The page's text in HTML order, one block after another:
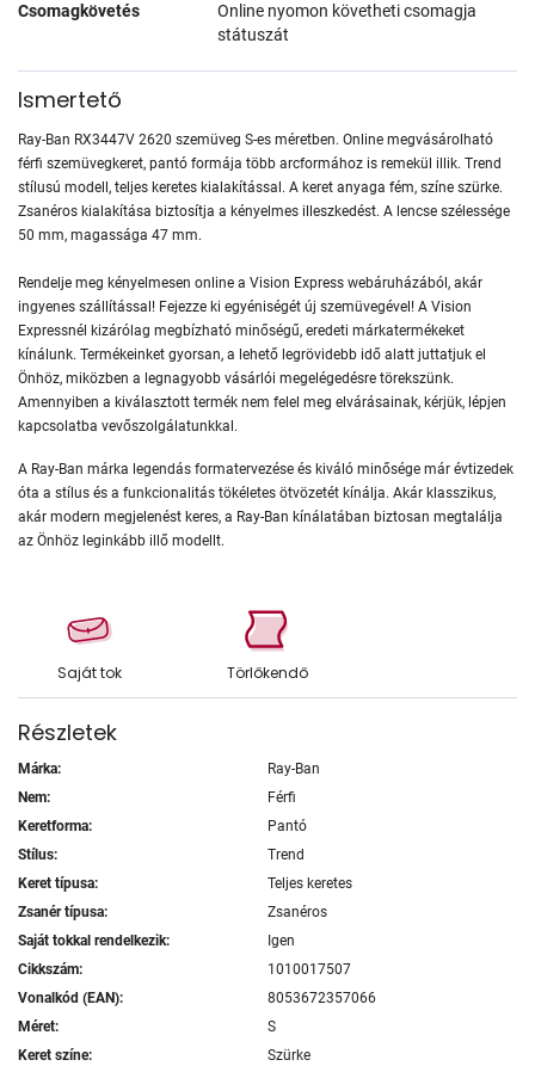
Csomagkövetés
Online nyomon követheti csomagja
státuszát
Ismertető
Ray-Ban RX3447V 2620 szemüveg S-es méretben. Online megvásárolható
férfi szemüvegkeret, pantó formája több arcformához is remekül illik. Trend
stílusú modell, teljes keretes kialakítással. A keret anyaga fém, színe szürke.
Zsanéros kialakítása biztosítja a kényelmes illeszkedést. A lencse szélessége
50 mm, magassága 47 mm.
Rendelje meg kényelmesen online a Vision Express webáruházából, akár
ingyenes szállítással! Fejezze ki egyéniségét új szemüvegével! A Vision
Expressnél kizárólag megbízható minőségű, eredeti márkatermékeket
kínálunk. Termékeinket gyorsan, a lehető legrövidebb idő alatt juttatjuk el
Önhöz, miközben a legnagyobb vásárlói megelégedésre törekszünk.
Amennyiben a kiválasztott termék nem felel meg elvárásainak, kérjük, lépjen
kapcsolatba vevőszolgálatunkkal.
A Ray-Ban márka legendás formatervezése és kiváló minősége már évtizedek
óta a stílus és a funkcionalitás tökéletes ötvözetét kínálja. Akár klasszikus,
akár modern megjelenést keres, a Ray-Ban kínálatában biztosan megtalálja
az Önhöz leginkább illő modellt.
Saját tok Törlőkendő
Részletek
Márka:
Ray-Ban
Nem:
Férfi
Keretforma:
Pantó
Stílus:
Trend
Keret típusa:
Teljes keretes
Zsanér típusa:
Zsanéros
Saját tokkal rendelkezik:
Igen
Cikkszám:
1010017507
Vonalkód (EAN):
8053672357066
Méret:
S
Keret színe:
Szürke